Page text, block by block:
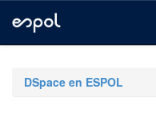
navigationDSpace en ESPOL